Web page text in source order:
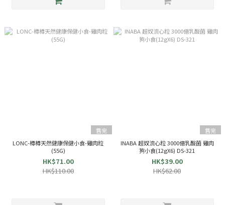
售完
LONC-樽樽天然健康保健小食-雞肉粒
(55G)
HK$71.00
HK$110.00
售完
INABA 超奴流心粒 3000億乳酸菌 雞肉
狗小食(12gX6) DS-321
HK$39.00
HK$62.00